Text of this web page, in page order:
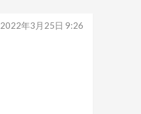
2022年3月25日 9:26